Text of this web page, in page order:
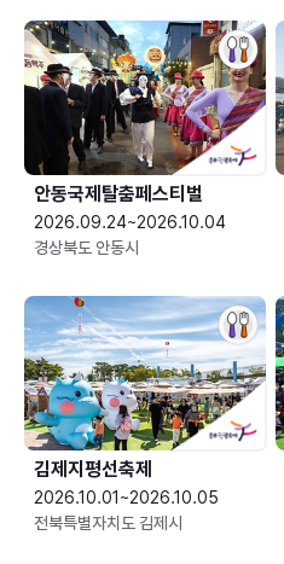
안동국제탈춤페스티벌
2026.09.24~2026.10.04
경상북도 안동시
김제지평선축제
2026.10.01~2026.10.05
전북특별자치도 김제시